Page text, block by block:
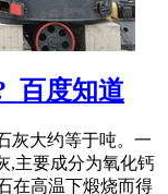
百度知道
灰大约等于吨。一
,主要成分为氧化钙
在高温下煅烧而得